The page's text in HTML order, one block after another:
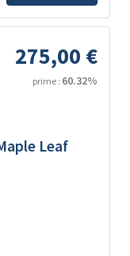
275,00 €
prime : 60.32%
Leaf